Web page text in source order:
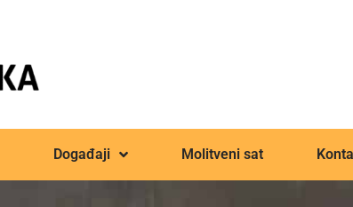
Događaji Molitveni sat